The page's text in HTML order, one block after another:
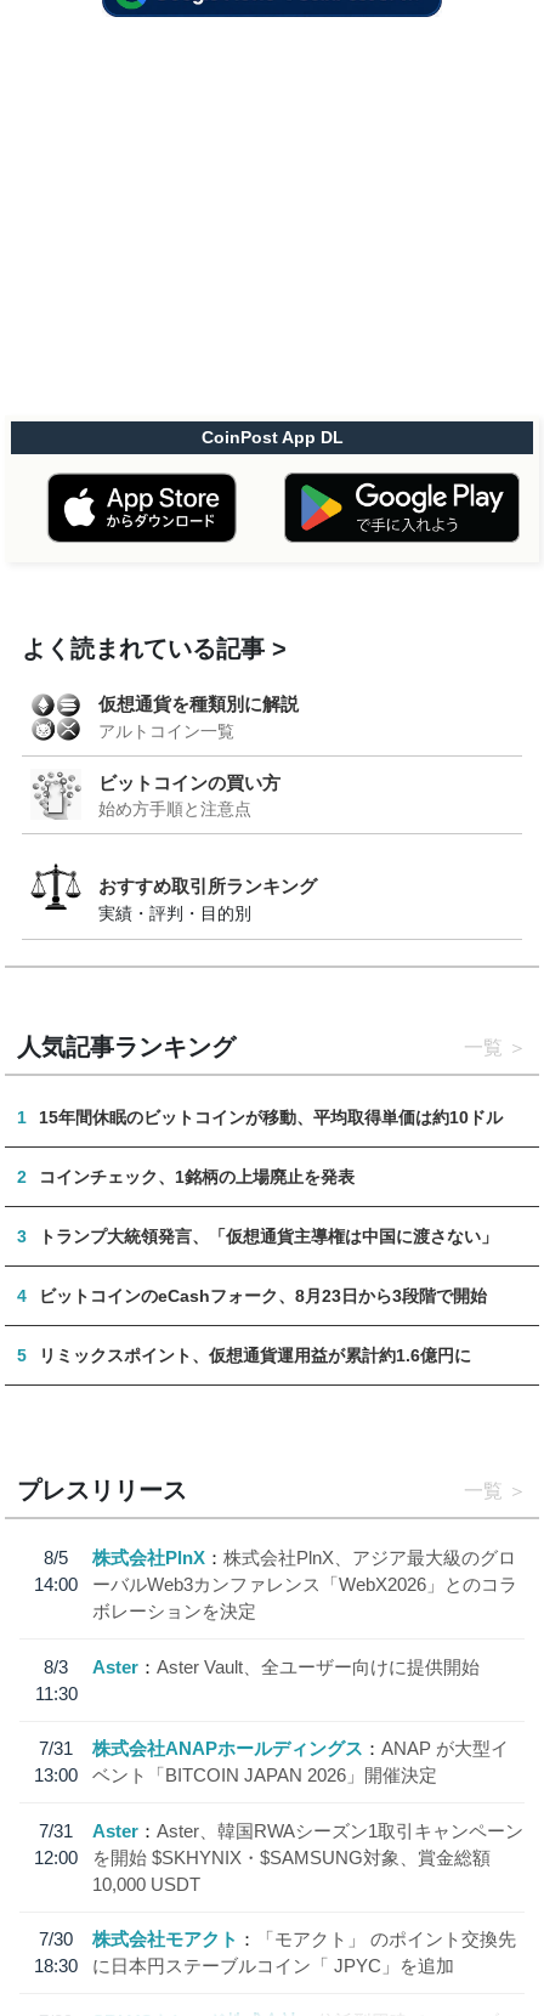
CoinPost App DL
よく読まれている記事
仮想通貨を種類別に解説
アルトコイン一覧
ビットコインの買い方
始め方手順と注意点
おすすめ取引所ランキング
実績・評判・目的別
人気記事ランキング 一覧
1 15年間休眠のビットコインが移動、平均取得単価は約10ドル
2 コインチェック、1銘柄の上場廃止を発表
3 トランプ大統領発言、「仮想通貨主導権は中国に渡さない」
4 ビットコインのeCashフォーク、8月23日から3段階で開始
5 リミックスポイント、仮想通貨運用益が累計約1.6億円に
プレスリリース 一覧
8/5
14:00
株式会社PlnX
株式会社PlnX、アジア最大級のグロ
ーバルWeb3カンファレンス「WebX2026」とのコラ
ボレーションを決定
8/3
11:30
Aster Aster Vault、全ユーザー向けに提供開始
7/31
13:00
株式会社ANAPホールディングス
ANAP が大型イ
ベント「BITCOIN JAPAN 2026」開催決定
7/31
12:00
Aster
Aster、韓国RWAシーズン1取引キャンペーン
を開始 $SKHYNIX・$SAMSUNG対象、賞金総額
10,000 USDT
7/30
18:30
株式会社モアクト
「モアクト」 のポイント交換先
に日本円ステーブルコイン「 JPYC」を追加